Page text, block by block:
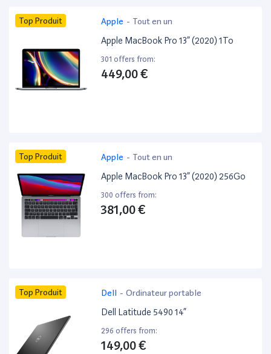
Top Produit Apple - Tout en un
Apple MacBook Pro 13” (2020) 1To
301 offers from:
449,00 €
Top Produit Apple - Tout en un
Apple MacBook Pro 13” (2020) 256Go
300 offers from:
381,00 €
Top Produit Dell - Ordinateur portable
Dell Latitude 5490 14”
296 offers from:
149,00 €